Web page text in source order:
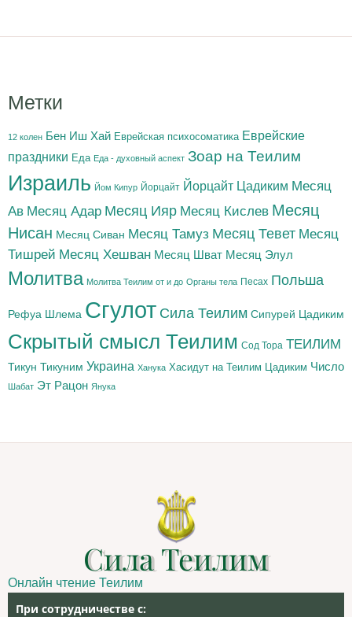
Метки
12 колен Бен Иш Хай Еврейская психосоматика Еврейские
праздники Еда Еда - духовный аспект Зоар на Теилим
Израиль Йом Кипур Йорцайт Йорцайт Цадиким Месяц
Ав Месяц Адар Месяц Ияр Месяц Кислев Месяц
Нисан Месяц Сиван Месяц Тамуз Месяц Тевет Месяц
Тишрей Месяц Хешван Месяц Шват Месяц Элул
Молитва Молитва Теилим от и до Органы тела Песах Польша
Рефуа Шлема Сгулот Сила Теилим Сипурей Цадиким
Скрытый смысл Теилим Сод Тора ТЕИЛИМ
Тикун Тикуним Украина Ханука Хасидут на Теилим Цадиким Число
Шабат Эт Рацон Янука
Сила Теилим
Онлайн чтение Теилим
При сотрудничестве с: